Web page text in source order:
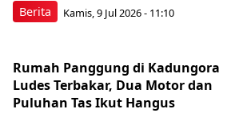
Berita Kamis, 9 Jul 2026 - 11:10
Rumah Panggung di Kadungora
Ludes Terbakar, Dua Motor dan
Puluhan Tas Ikut Hangus